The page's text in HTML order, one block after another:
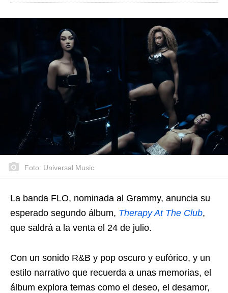
Foto: Universal Music
La banda FLO, nominada al Grammy, anuncia su
esperado segundo álbum, Therapy At The Club,
que saldrá a la venta el 24 de julio.
Con un sonido R&B y pop oscuro y eufórico, y un
estilo narrativo que recuerda a unas memorias, el
álbum explora temas como el deseo, el desamor,